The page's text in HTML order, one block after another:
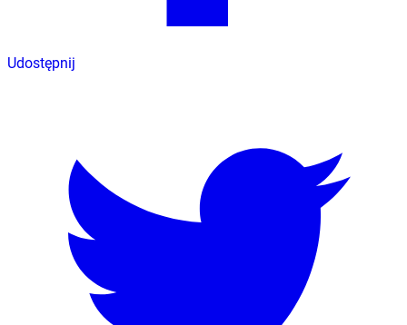
Udostępnij